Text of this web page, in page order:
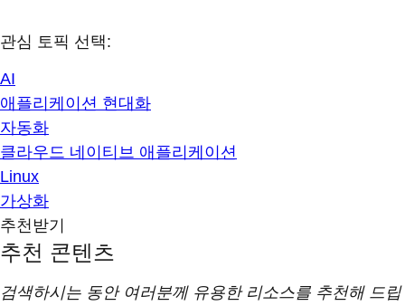
관심 토픽 선택:
AI
애플리케이션 현대화
자동화
클라우드 네이티브 애플리케이션
Linux
가상화
추천받기
추천 콘텐츠
검색하시는 동안 여러분께 유용한 리소스를 추천해 드립